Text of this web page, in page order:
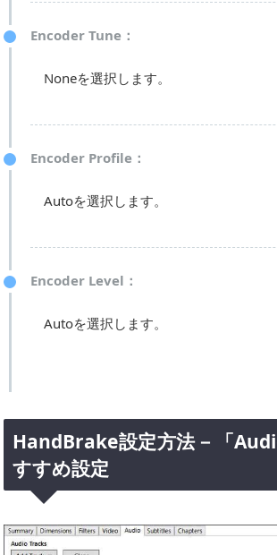
Encoder Tune：
Noneを選択します。
Encoder Profile：
Autoを選択します。
Encoder Level：
Autoを選択します。
HandBrake設定方法－「
すすめ設定